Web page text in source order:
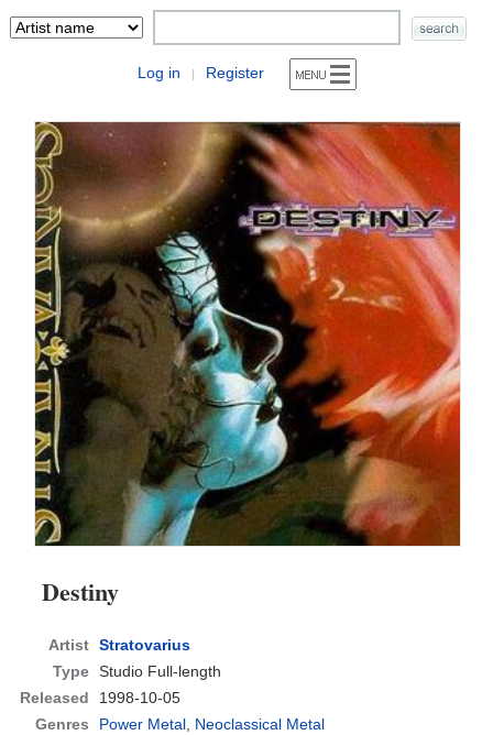
Log in | Register
Destiny
Artist Stratovarius
Type Studio Full-length
Released
1998-10-05
Genres
Power Metal, Neoclassical Metal